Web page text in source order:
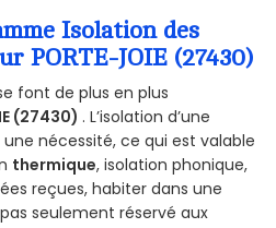
Isolation des
PORTE-JOIE (27430)
font de plus en plus
(27430) . L’isolation d’une
nécessité, ce qui est valable
thermique, isolation phonique,
reçues, habiter dans une
seulement réservé aux